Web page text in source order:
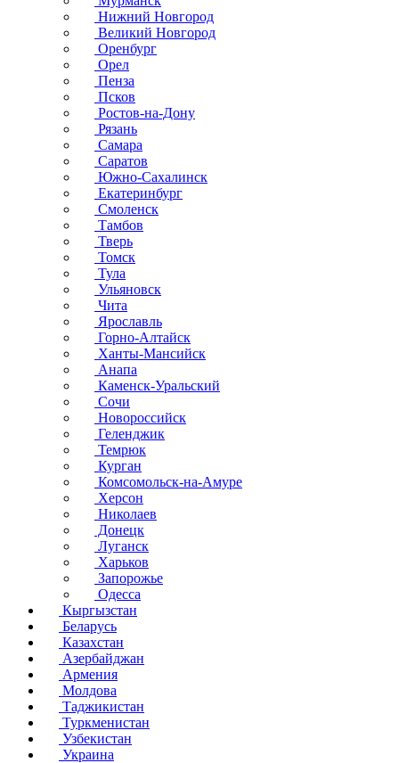
Нижний Новгород
Великий Новгород
Оренбург
Орел
Пенза
Псков
Ростов-на-Дону
Рязань
Самара
Саратов
Южно-Сахалинск
Екатеринбург
Смоленск
Тамбов
Тверь
Томск
Тула
Ульяновск
Чита
Ярославль
Горно-Алтайск
Ханты-Мансийск
Анапа
Каменск-Уральский
Сочи
Новороссийск
Геленджик
Темрюк
Курган
Комсомольск-на-Амуре
Херсон
Николаев
Донецк
Луганск
Харьков
Запорожье
Одесса
Кыргызстан
Беларусь
Казахстан
Азербайджан
Армения
Молдова
Таджикистан
Туркменистан
Узбекистан
Украина